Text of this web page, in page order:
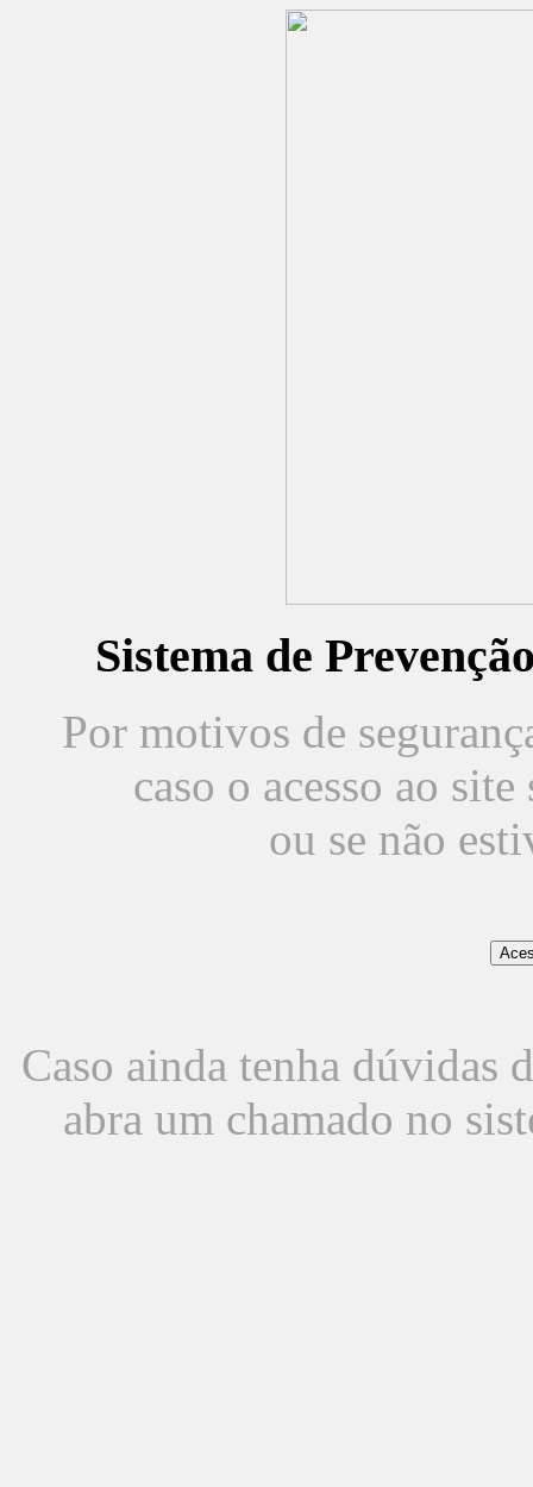
Sistema de
Por motivos de
caso o acesso ao
ou se não
Caso ainda tenha dúvidas
abra um chamado no